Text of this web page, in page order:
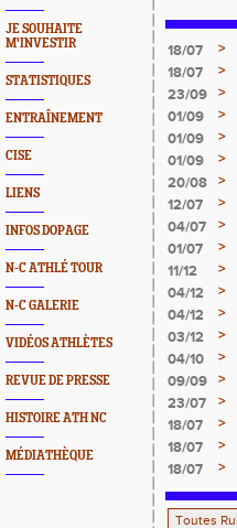
JE SOUHAITE
M'INVESTIR
STATISTIQUES
ENTRAÎNEMENT
CISE
LIENS
INFOS DOPAGE
N-C ATHLÉ TOUR
N-C GALERIE
VIDÉOS ATHLÈTES
REVUE DE PRESSE
HISTOIRE ATH NC
MÉDIATHÈQUE
18/07 >
18/07
>
23/09
>
01/09 >
01/09
>
01/09 >
20/08
>
12/07
>
04/07
>
01/07
>
11/12
>
04/12
>
04/12
>
03/12
>
04/10
>
09/09
>
23/07 >
18/07
>
18/07 >
18/07 >